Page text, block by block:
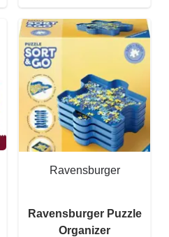
Ravensburger
Ravensburger Puzzle
Organizer